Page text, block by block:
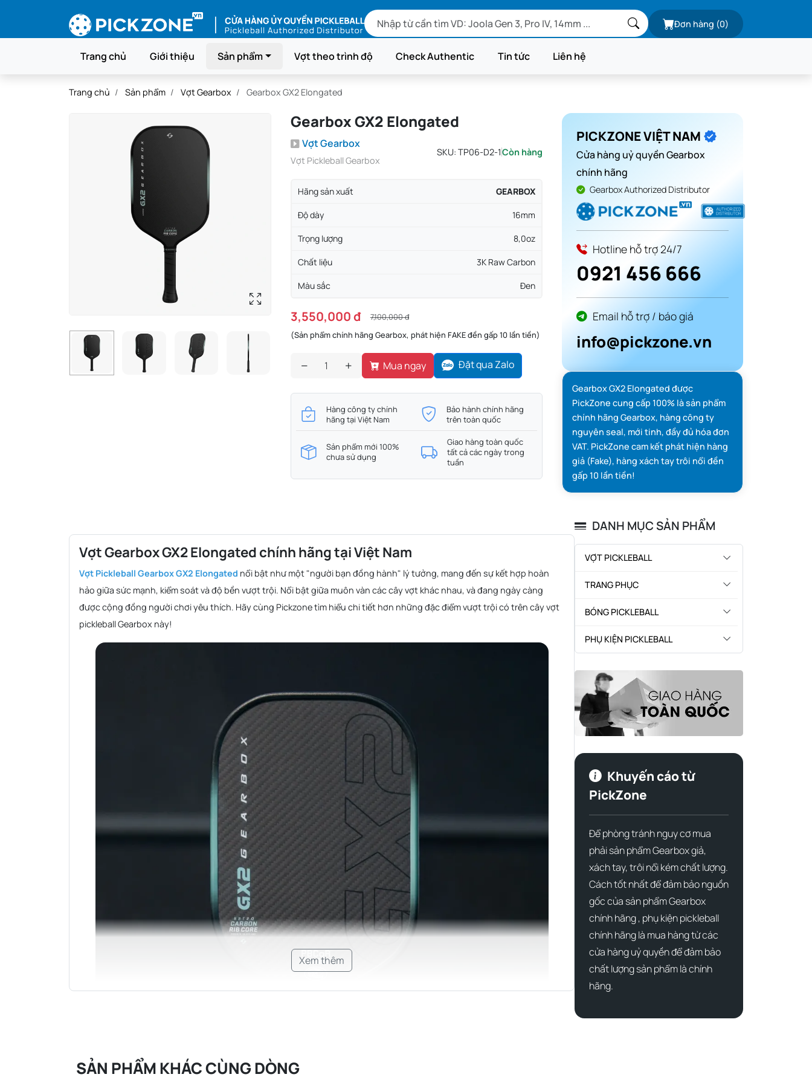
Đơn hàng (0)
Trang chủ Giới thiệu Sản phẩm Vợt theo trình độ Check Authentic Tin tức Liên hệ
Trang chủ Sản phẩm Vợt Gearbox Gearbox GX2 Elongated
Gearbox GX2 Elongated
Vợt Gearbox
Vợt Pickleball Gearbox
SKU: TP06-D2-1Còn hàng
Hãng sản xuất GEARBOX
Độ dày 16mm
Trọng lượng 8,0oz
Chất liệu 3K Raw Carbon
Màu sắc Đen
3,550,000 đ 7,100,000 đ
(Sản phẩm chính hãng Gearbox, phát hiện FAKE đền gấp 10 lần tiền)
Mua ngay Đặt qua Zalo
Hàng công ty chính
hãng tại Việt Nam
Bảo hành chính hãng
trên toàn quốc
Sản phẩm mới 100%
chưa sử dụng
Giao hàng toàn quốc
tất cả các ngày trong
tuần
PICKZONE VIỆT NAM
Cửa hàng uỷ quyền Gearbox
chính hãng
Gearbox Authorized Distributor
Hotline hỗ trợ 24/7
0921 456 666
Email hỗ trợ / báo giá
info@pickzone.vn
Gearbox GX2 Elongated được
PickZone cung cấp 100% là sản phẩm
chính hãng Gearbox, hàng công ty
nguyên seal, mới tinh, đầy đủ hóa đơn
VAT. PickZone cam kết phát hiện hàng
giả (Fake), hàng xách tay trôi nổi đền
gấp 10 lần tiền!
Vợt Gearbox GX2 Elongated chính hãng tại Việt Nam
Vợt Pickleball Gearbox GX2 Elongated nổi bật như một "người bạn đồng hành" lý tưởng, mang đến sự kết hợp hoàn
hảo giữa sức mạnh, kiểm soát và độ bền vượt trội. Nổi bật giữa muôn vàn các cây vợt khác nhau, và đang ngày càng
được cộng đồng người chơi yêu thích. Hãy cùng Pickzone tìm hiểu chi tiết hơn những đặc điểm vượt trội có trên cây vợt
pickleball Gearbox này!
Xem thêm
DANH MỤC SẢN PHẨM
VỢT PICKLEBALL
TRANG PHỤC
BÓNG PICKLEBALL
PHỤ KIỆN PICKLEBALL
Khuyến cáo từ
PickZone
Để phòng tránh nguy cơ mua
phải sản phẩm Gearbox giả,
xách tay, trôi nổi kém chất lượng.
Cách tốt nhất để đảm bảo nguồn
gốc của sản phẩm Gearbox
chính hãng , phụ kiện pickleball
chính hãng là mua hàng từ các
cửa hàng uỷ quyền để đảm bảo
chất lượng sản phẩm là chính
hãng.
SẢN PHẨM KHÁC CÙNG DÒNG